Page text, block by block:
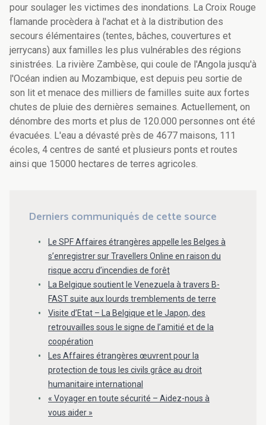
pour soulager les victimes des inondations. La Croix Rouge
flamande procèdera à l'achat et à la distribution des
secours élémentaires (tentes, bâches, couvertures et
jerrycans) aux familles les plus vulnérables des régions
sinistrées. La rivière Zambèse, qui coule de l'Angola jusqu'à
l'Océan indien au Mozambique, est depuis peu sortie de
son lit et menace des milliers de familles suite aux fortes
chutes de pluie des dernières semaines. Actuellement, on
dénombre des morts et plus de 120.000 personnes ont été
évacuées. L'eau a dévasté près de 4677 maisons, 111
écoles, 4 centres de santé et plusieurs ponts et routes
ainsi que 15000 hectares de terres agricoles.
Derniers communiqués de cette source
Le SPF Affaires étrangères appelle les Belges à
s’enregistrer sur Travellers Online en raison du
risque accru d’incendies de forêt
La Belgique soutient le Venezuela à travers B-
FAST suite aux lourds tremblements de terre
Visite d’Etat – La Belgique et le Japon, des
retrouvailles sous le signe de l’amitié et de la
coopération
Les Affaires étrangères œuvrent pour la
protection de tous les civils grâce au droit
humanitaire international
« Voyager en toute sécurité – Aidez-nous à
vous aider »